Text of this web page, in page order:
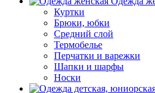
Куртки
Брюки, юбки
Средний слой
Термобелье
Перчатки и варежки
Шапки и шарфы
Носки